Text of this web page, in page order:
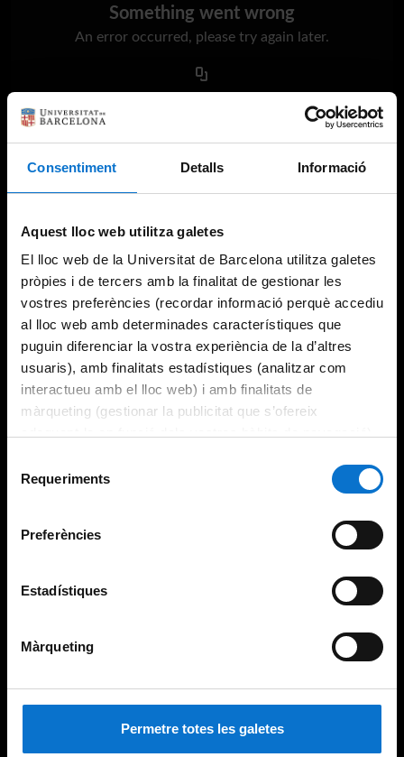
Consentiment Detalls Informació
Aquest lloc web utilitza galetes
El lloc web de la Universitat de Barcelona utilitza galetes
pròpies i de tercers amb la finalitat de gestionar les
vostres preferències (recordar informació perquè accediu
al lloc web amb determinades característiques que
puguin diferenciar la vostra experiència de la d’altres
usuaris), amb finalitats estadístiques (analitzar com
interactueu amb el lloc web) i amb finalitats de
màrqueting (gestionar la publicitat que s’ofereix
consultar laPolítica de galetes del lloc web de la
Requeriments
Preferències
Estadístiques
Màrqueting
Permetre totes les galetes
Something went wrong
An error occurred, please try again later.